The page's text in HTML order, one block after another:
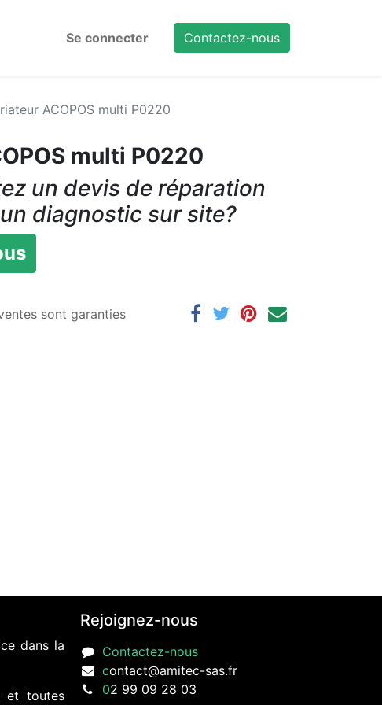
Se connecter Contactez-nous
ACOPOS multi P0220
multi P0220
un devis de réparation
diagnostic sur site?
sont garanties
dans la
et toutes
Rejoignez-nous
Contactez-nous
contact@amitec-sas.fr
02 99 09 28 03